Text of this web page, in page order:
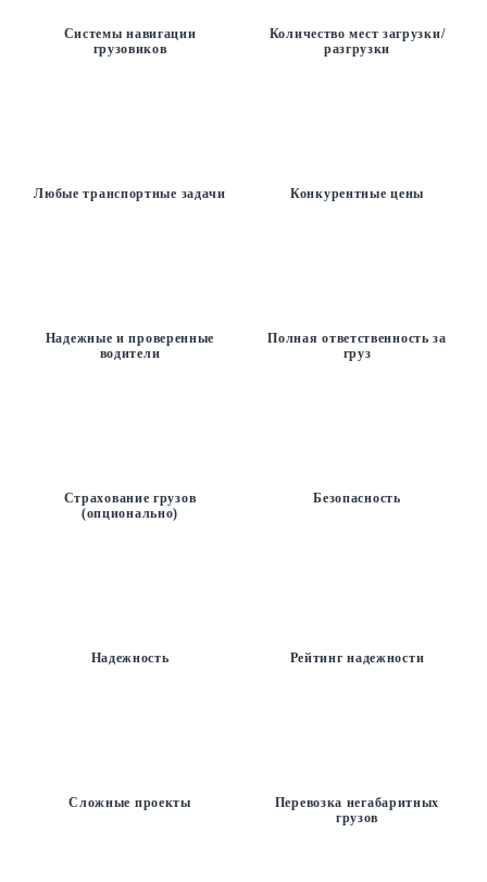
Системы навигации
грузовиков
Количество мест загрузки/
разгрузки
Любые транспортные задачи Конкурентные цены
Надежные и проверенные
водители
Полная ответственность за
груз
Страхование грузов
(опционально)
Безопасность
Надежность Рейтинг надежности
Сложные проекты
Перевозка негабаритных
грузов